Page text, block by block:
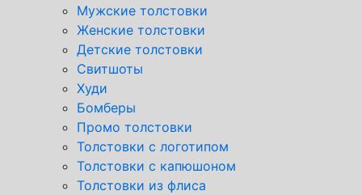
Мужские толстовки
Женские толстовки
Детские толстовки
Свитшоты
Худи
Бомберы
Промо толстовки
Толстовки с логотипом
Толстовки с капюшоном
Толстовки из флиса